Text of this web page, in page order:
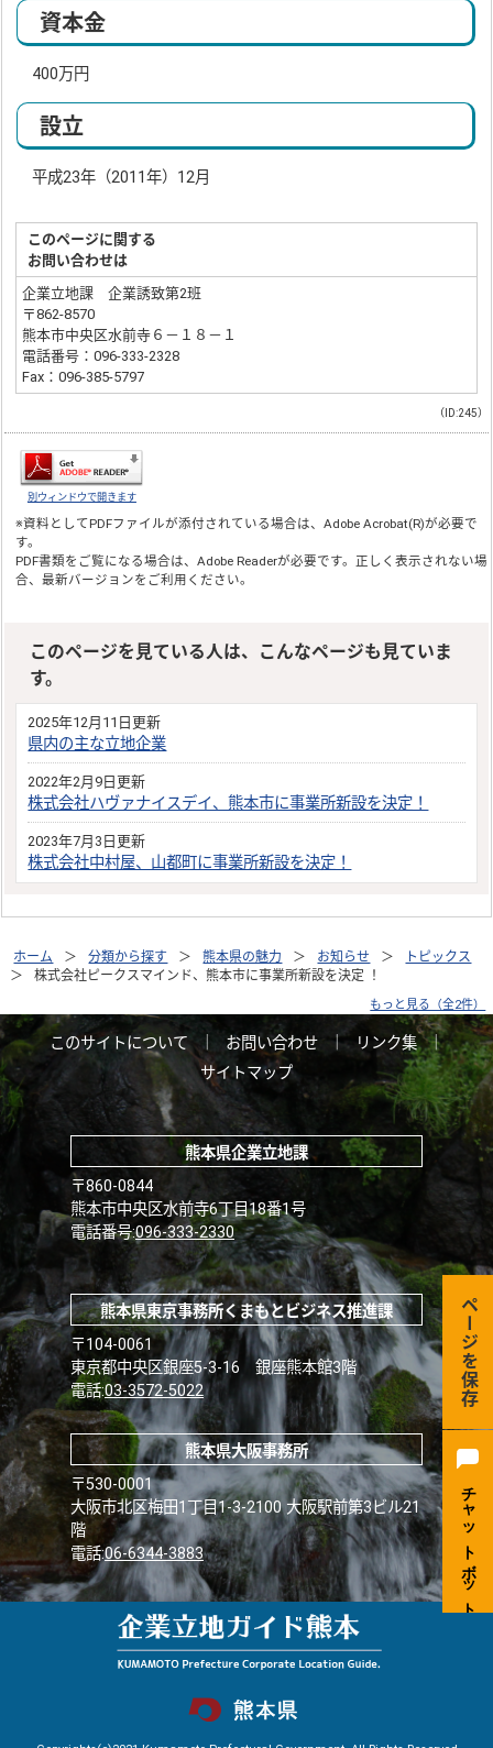
資本金
400万円
設立
平成23年（2011年）12月
このページに関する
お問い合わせは
企業立地課 企業誘致第2班
〒862-8570
熊本市中央区水前寺６－１８－１
電話番号：096-333-2328
Fax：096-385-5797
（ID:245）
別ウィンドウで開きます
※資料としてPDFファイルが添付されている場合は、Adobe Acrobat(R)が必要で
す。
PDF書類をご覧になる場合は、Adobe Readerが必要です。正しく表示されない場
合、最新バージョンをご利用ください。
このページを見ている人は、こんなページも見ていま
す。
2025年12月11日更新
県内の主な立地企業
2022年2月9日更新
株式会社ハヴァナイスデイ、熊本市に事業所新設を決定！
2023年7月3日更新
株式会社中村屋、山都町に事業所新設を決定！
ホーム 分類から探す 熊本県の魅力 お知らせ
トピックス
株式会社ピークスマインド、熊本市に事業所新設を決定 ！
もっと見る（全2件）
このサイトについて ｜ お問い合わせ ｜ リンク集 ｜
サイトマップ
熊本県企業立地課
〒860-0844
熊本市中央区水前寺6丁目18番1号
電話番号:096-333-2330
熊本県東京事務所くまもとビジネス推進課
〒104-0061
東京都中央区銀座5-3-16 銀座熊本館3階
電話:03-3572-5022
熊本県大阪事務所
〒530-0001
大阪市北区梅田1丁目1-3-2100 大阪駅前第3ビル21
階
電話:06-6344-3883
ページを保存